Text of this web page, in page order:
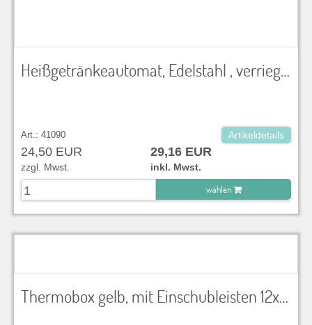
Heißgetränkeautomat, Edelstahl , verriegelbarer Edelstahl-Sicherheitsbehälter, 3-15 Liter Tankinhalt, verdecktes Edelstahlheizelement, stufenlose, elektronische Temperaturregelung 30°C - 100°C
Art.: 41090 Artikeldetails
24,50 EUR 29,16 EUR
zzgl. Mwst.
inkl. Mwst.
wählen
zu Warenkorb hinzugefügt.
Thermobox gelb, mit Einschubleisten 12x 1/1 Platten